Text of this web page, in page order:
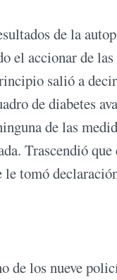
de la
el accionar de
salió a decir
de diabetes
de las
Trascendió
le tomó
de los nueve